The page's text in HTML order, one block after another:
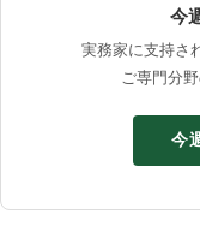
今
実務家に支持さ
ご専門分
今